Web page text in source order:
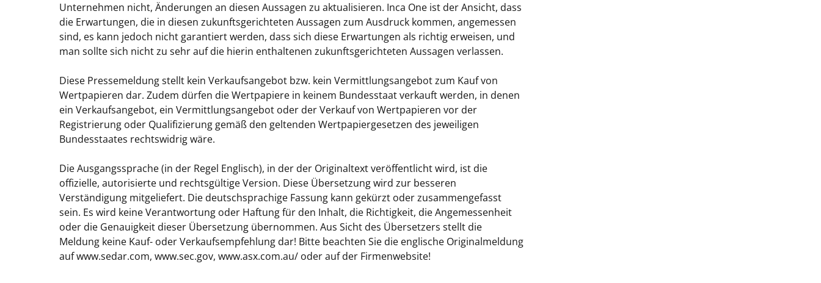
Unternehmen nicht, Änderungen an diesen Aussagen zu aktualisieren. Inca One ist der Ansicht, dass
die Erwartungen, die in diesen zukunftsgerichteten Aussagen zum Ausdruck kommen, angemessen
sind, es kann jedoch nicht garantiert werden, dass sich diese Erwartungen als richtig erweisen, und
man sollte sich nicht zu sehr auf die hierin enthaltenen zukunftsgerichteten Aussagen verlassen.
Diese Pressemeldung stellt kein Verkaufsangebot bzw. kein Vermittlungsangebot zum Kauf von
Wertpapieren dar. Zudem dürfen die Wertpapiere in keinem Bundesstaat verkauft werden, in denen
ein Verkaufsangebot, ein Vermittlungsangebot oder der Verkauf von Wertpapieren vor der
Registrierung oder Qualifizierung gemäß den geltenden Wertpapiergesetzen des jeweiligen
Bundesstaates rechtswidrig wäre.
Die Ausgangssprache (in der Regel Englisch), in der der Originaltext veröffentlicht wird, ist die
offizielle, autorisierte und rechtsgültige Version. Diese Übersetzung wird zur besseren
Verständigung mitgeliefert. Die deutschsprachige Fassung kann gekürzt oder zusammengefasst
sein. Es wird keine Verantwortung oder Haftung für den Inhalt, die Richtigkeit, die Angemessenheit
oder die Genauigkeit dieser Übersetzung übernommen. Aus Sicht des Übersetzers stellt die
Meldung keine Kauf- oder Verkaufsempfehlung dar! Bitte beachten Sie die englische Originalmeldung
auf www.sedar.com, www.sec.gov, www.asx.com.au/ oder auf der Firmenwebsite!